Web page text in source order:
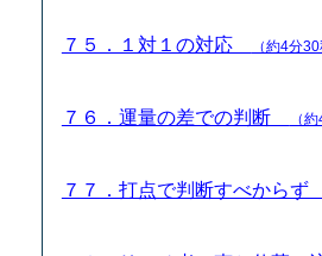
７５．１対１の対応 （約4分30
７６．運量の差での判断 （
７７．打点で判断すべからず